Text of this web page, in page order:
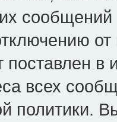
поставлен в
всех
политики.